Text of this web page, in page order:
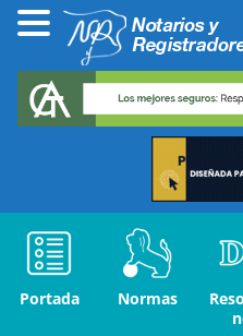
Portada Normas